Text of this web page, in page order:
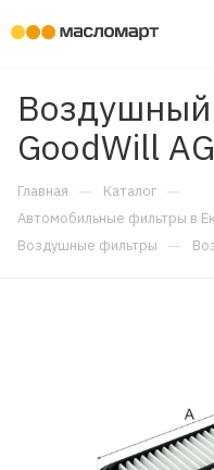
GoodWill
Главная — Каталог —
Автомобильные фильтры в
Воздушные фильтры —